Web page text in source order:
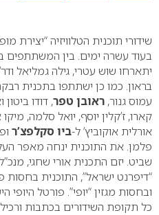
שידורי תוכנית הטלוויזיה “יצירת
בעוד עשרה ימים. בין המשתתפים
יתארחו שוש עטרי, גילה גמליאל
בראון. כמו כן ישתתפו בתכנית
עמוס גנור, ראובן טפר, דודו ביטון
קארו, ז’קלין יוסף, יואל סלמה,
אורלית אוקוביץ’ ל-ביו סקלפצ’ר
פלמן. את התוכנית ינחה מאפר העל
שביט. יזם התכנית אורי שחגי,
“דיפרנט ישראל”, התוכנית בחסות
ובחסות מגזין “יופי”. פורטל
כל תקופת השידורים בכתבות